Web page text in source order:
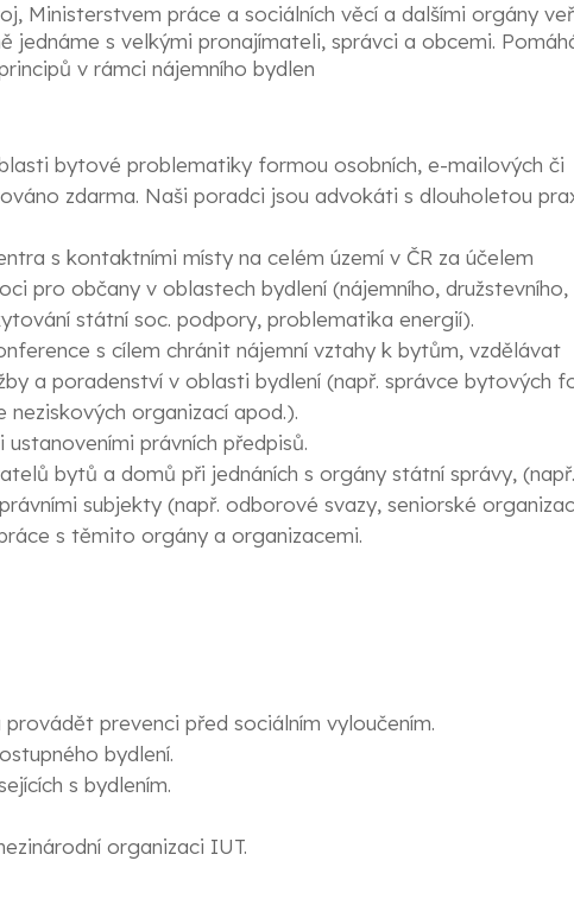
Ministerstvem práce a sociálních věcí a dalšími orgány
jednáme s velkými pronajímateli, správci a obcemi.
v rámci nájemního bydlen
bytové problematiky formou osobních, e-mailových či
zdarma. Naši poradci jsou advokáti s dlouholetou
s kontaktními místy na celém území v ČR za účelem
pro občany v oblastech bydlení (nájemního, družstevního,
státní soc. podpory, problematika energií).
s cílem chránit nájemní vztahy k bytům, vzdělávat
a poradenství v oblasti bydlení (např. správce bytových
organizací apod.).
právních předpisů.
bytů a domů při jednáních s orgány státní správy, (např.
subjekty (např. odborové svazy, seniorské
s těmito orgány a organizacemi.
prevenci před sociálním vyloučením.
bydlení.
s bydlením.
organizaci IUT.